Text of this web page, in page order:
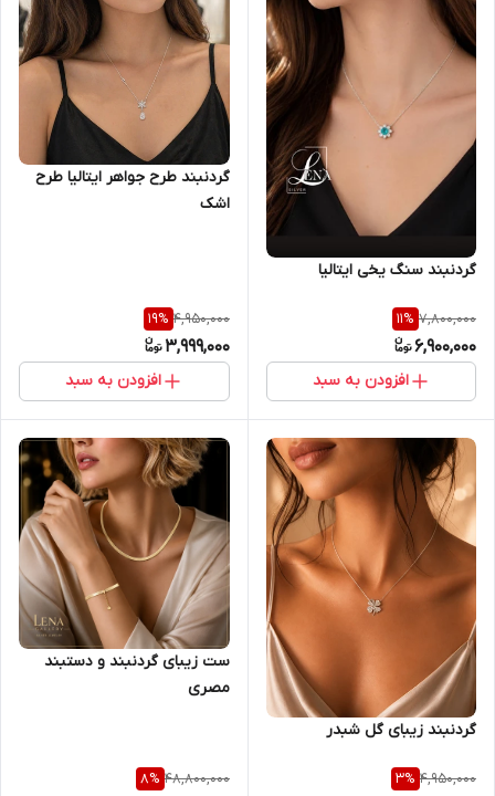
گردنبند سنگ یخی ایتالیا
7,800,000
11%
6,900,000
افزودن به سبد
گردنبند طرح جواهر ایتالیا طرح
اشک
4,950,000
19%
3,999,000
افزودن به سبد
گردنبند زیبای گل شبدر
4,950,000
3%
ست زیبای گردنبند و دستبند
مصری
48,800,000
8%